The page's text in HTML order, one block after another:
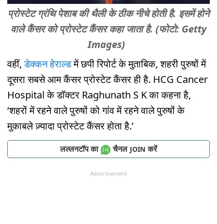
प्रोस्टेट ग्रंथि पेशाब की थैली के ठीक नीचे होती है. इसमें होने
वाले कैंसर को प्रोस्टेट कैंसर कहा जाता है. (फोटो: Getty
Images)
वहीं,डेक्कन हेराल्डमें छपी रिपोर्ट के मुताबिक, शहरी पुरुषों में
दूसरा सबसे आम कैंसर प्रोस्टेट कैंसर ही है. HCG Cancer
Hospital के डॉक्टर Raghunath S K का कहना है,
‘शहरों में रहने वाले पुरुषों को गांव में रहने वाले पुरुषों के
मुकाबले ज़्यादा प्रोस्टेट कैंसर होता है.’
लल्लनटॉप का चैनल JOIN करें
Advertisement